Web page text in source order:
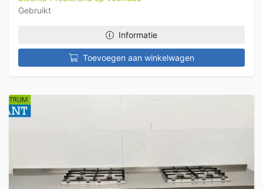
Gebruikt
Informatie
Toevoegen aan winkelwagen